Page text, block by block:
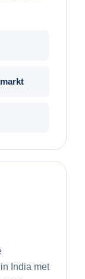
India met